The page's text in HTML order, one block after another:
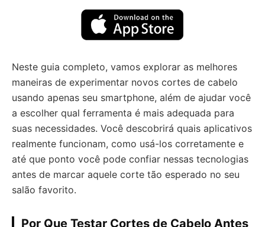
Neste guia completo, vamos explorar as melhores
maneiras de experimentar novos cortes de cabelo
usando apenas seu smartphone, além de ajudar você
a escolher qual ferramenta é mais adequada para
suas necessidades. Você descobrirá quais aplicativos
realmente funcionam, como usá-los corretamente e
até que ponto você pode confiar nessas tecnologias
antes de marcar aquele corte tão esperado no seu
salão favorito.
Por Que Testar Cortes de Cabelo Antes